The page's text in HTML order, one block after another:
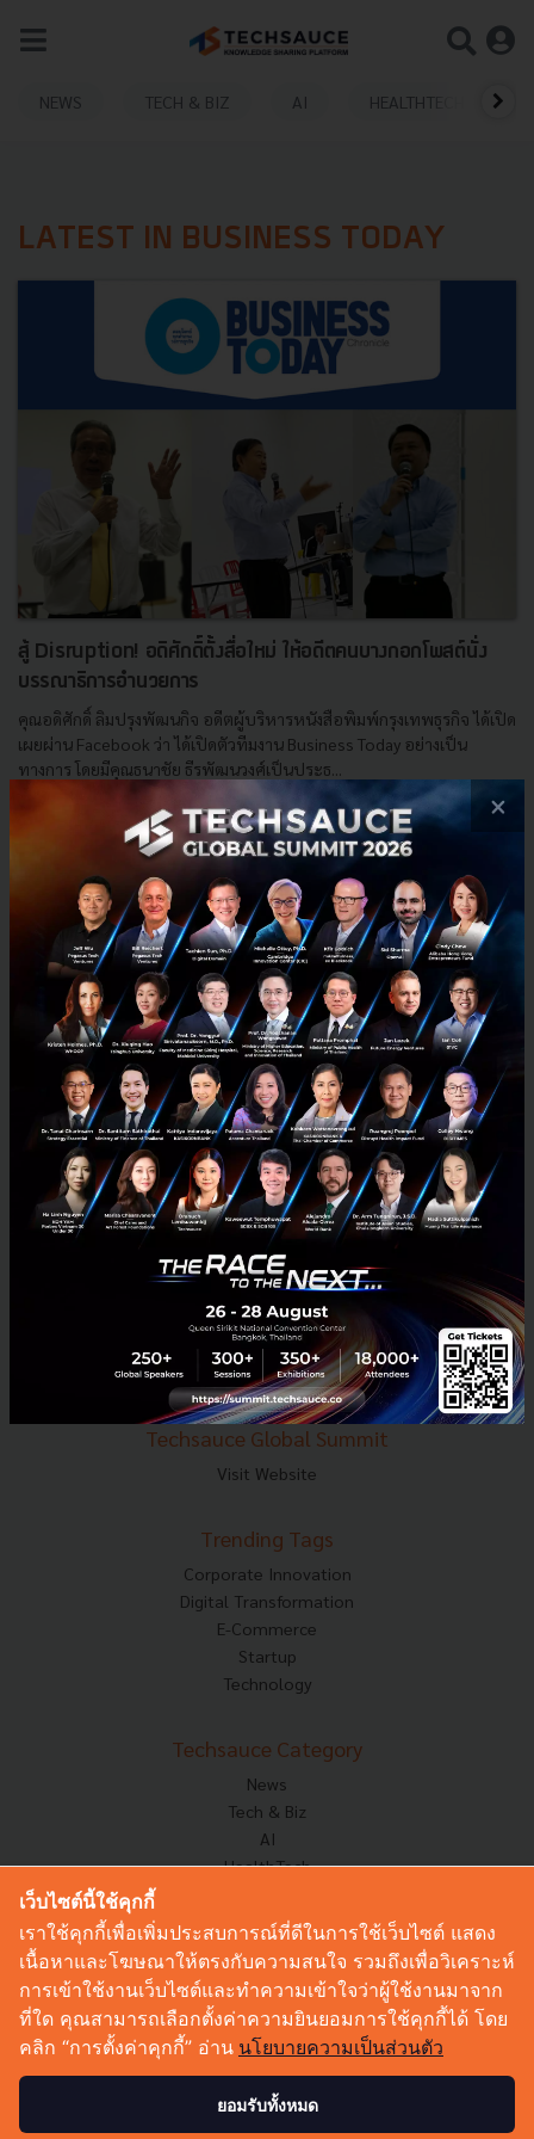
NEWS TECH & BIZ AI HEALTHTECH
LATEST IN BUSINESS TODAY
สู้ Disruption! อดิศักดิ์ตั้งสื่อใหม่ ให้อดีตคนบางกอกโพสต์นั่ง
บรรณาธิการอำนวยการ
คุณอดิศักดิ์ ลิมปรุงพัฒนกิจ อดีตผู้บริหารหนังสือพิมพ์กรุงเทพธุรกิจ ได้เปิด
เผยผ่าน Facebook ว่า ได้เปิดตัวทีมงาน Business​ Today​ อย่างเป็น
ทางการ โดยมีคุณธนาชัย​ ธีรพัฒนวงศ์เป็นประธ...
| ByTechsauce Team
Media Disruption Business today
E-mail :contact@techsauce.co
Tel : 02-001-5375
Mobile : 06-4658-9500
Techsauce Media
About Techsauce
Techsauce Services
Privacy Policy
ส่งบทความ
Techsauce Global Summit
Visit Website
Trending Tags
Corporate Innovation
Digital Transformation
E-Commerce
Startup
Technology
Techsauce Category
News
Tech & Biz
AI
HealthTech
Corp Innov
Saucy Thoughts
Sustainable
Videos
Podcast
×
เว็บไซต์นี้ใช้คุกกี้
เราใช้คุกกี้เพื่อเพิ่มประสบการณ์ที่ดีในการใช้เว็บไซต์ แสดง
เนื้อหาและโฆษณาให้ตรงกับความสนใจ รวมถึงเพื่อวิเคราะห์
การเข้าใช้งานเว็บไซต์และทำความเข้าใจว่าผู้ใช้งานมาจาก
ที่ใด คุณสามารถเลือกตั้งค่าความยินยอมการใช้คุกกี้ได้ โดย
คลิก “การตั้งค่าคุกกี้” อ่าน นโยบายความเป็นส่วนตัว
ยอมรับทั้งหมด